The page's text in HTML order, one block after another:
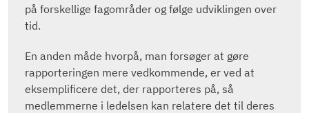
på forskellige fagområder og følge udviklingen over
tid.
En anden måde hvorpå, man forsøger at gøre
rapporteringen mere vedkommende, er ved at
eksemplificere det, der rapporteres på, så
medlemmerne i ledelsen kan relatere det til deres